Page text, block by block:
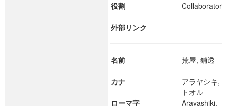
役割
Collaborator
外部リンク
名前 荒屋, 鋪透
カナ
アラヤシキ,
トオル
ローマ字
Arayashiki,